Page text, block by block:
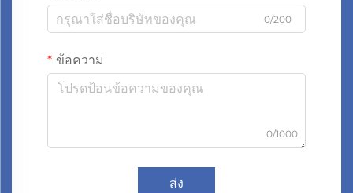
0/200
ข้อความ
0/1000
ส่ง